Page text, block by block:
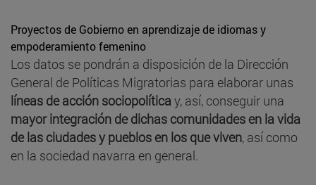
Proyectos de Gobierno en aprendizaje de idiomas y
empoderamiento femenino
Los datos se pondrán a disposición de la Dirección
General de Políticas Migratorias para elaborar unas
líneas de acción sociopolítica y, así, conseguir una
mayor integración de dichas comunidades en la vida
de las ciudades y pueblos en los que viven, así como
en la sociedad navarra en general.